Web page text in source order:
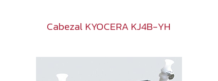
Cabezal KYOCERA KJ4B-YH